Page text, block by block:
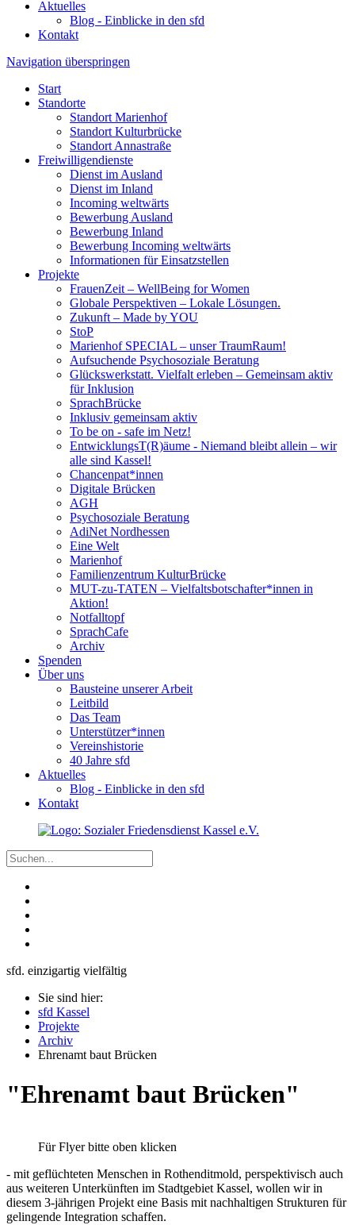
Aktuelles
Blog - Einblicke in den sfd
Kontakt
Navigation überspringen
Start
Standorte
Standort Marienhof
Standort Kulturbrücke
Standort Annastraße
Freiwilligendienste
Dienst im Ausland
Dienst im Inland
Incoming weltwärts
Bewerbung Ausland
Bewerbung Inland
Bewerbung Incoming weltwärts
Informationen für Einsatzstellen
Projekte
FrauenZeit – WellBeing for Women
Globale Perspektiven – Lokale Lösungen.
Zukunft – Made by YOU
StoP
Marienhof SPECIAL – unser TraumRaum!
Aufsuchende Psychosoziale Beratung
Glückswerkstatt. Vielfalt erleben – Gemeinsam aktiv
für Inklusion
SprachBrücke
Inklusiv gemeinsam aktiv
To be on - safe im Netz!
EntwicklungsT(R)äume - Niemand bleibt allein – wir
alle sind Kassel!
Chancenpat*innen
Digitale Brücken
AGH
Psychosoziale Beratung
AdiNet Nordhessen
Eine Welt
Marienhof
Familienzentrum KulturBrücke
MUT-zu-TATEN – Vielfaltsbotschafter*innen in
Aktion!
Notfalltopf
SprachCafe
Archiv
Spenden
Über uns
Bausteine unserer Arbeit
Leitbild
Das Team
Unterstützer*innen
Vereinshistorie
40 Jahre sfd
Aktuelles
Blog - Einblicke in den sfd
Kontakt
sfd. einzigartig vielfältig
Sie sind hier:
sfd Kassel
Projekte
Archiv
Ehrenamt baut Brücken
"Ehrenamt baut Brücken"
Für Flyer bitte oben klicken
- mit geflüchteten Menschen in Rothenditmold, perspektivisch auch
aus weiteren Unterkünften im Stadtgebiet Kassel, wollen wir in
diesem 3-jährigen Projekt eine Basis mit nachhaltigen Strukturen für
gelingende Integration schaffen.